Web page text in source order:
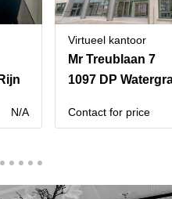
N/A
Virtueel kantoor
Mr Treublaan 7
1097 DP
Contact for price